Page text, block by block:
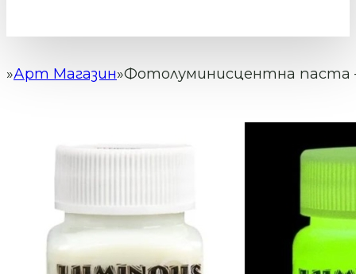
Начало
Арт Магазин Фотолуминисцентна паста